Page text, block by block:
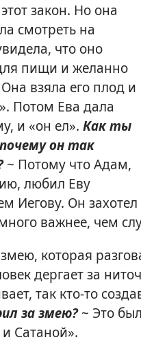
закон. Но она
смотреть на
что оно
пищи и желанно
взяла его плод и
Потом Ева дала
и «он ел». Как ты
он так
~ Потому что Адам,
любил Еву
Иегову. Он
важнее, чем
которая
дергает за
так кто-то
за змею?~ Это
Сатаной».